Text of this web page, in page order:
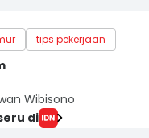
tips pekerjaan
Wibisono
di